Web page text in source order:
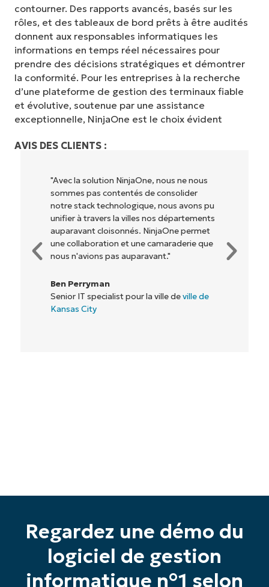
contourner. Des rapports avancés, basés sur les
rôles, et des tableaux de bord prêts à être audités
donnent aux responsables informatiques les
informations en temps réel nécessaires pour
prendre des décisions stratégiques et démontrer
la conformité. Pour les entreprises à la recherche
d’une plateforme de gestion des terminaux fiable
et évolutive, soutenue par une assistance
exceptionnelle, NinjaOne est le choix évident
AVIS DES CLIENTS :
"NinjaOne permet à notre entreprise (ainsi
qu'aux propriétaires et opérateurs avec
lesquels nous travaillons) d'être plus
rentables. Tout le monde y gagne."
Rory McCune
Directeur informatique chez
Regardez une démo du
logiciel de gestion
informatique n°1 selon
toutes les fonctionnalités.
Nom*
Business
Phone